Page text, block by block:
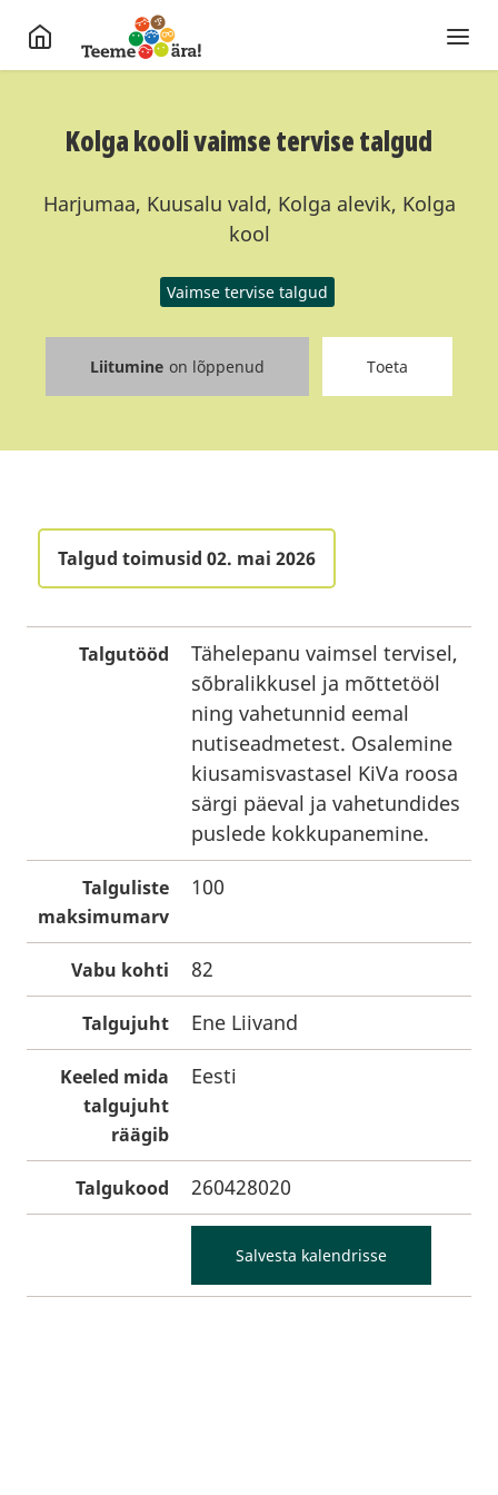
Kolga kooli vaimse tervise talgud
Harjumaa, Kuusalu vald, Kolga alevik, Kolga
kool
Vaimse tervise talgud
Liitumine on lõppenud Toeta
Talgud toimusid 02. mai 2026
Talgutööd
Tähelepanu vaimsel tervisel,
sõbralikkusel ja mõttetööl
ning vahetunnid eemal
nutiseadmetest. Osalemine
kiusamisvastasel KiVa roosa
särgi päeval ja vahetundides
puslede kokkupanemine.
Talguliste
maksimumarv
100
Vabu kohti 82
Talgujuht Ene Liivand
Keeled mida
talgujuht
räägib
Eesti
Talgukood 260428020
Salvesta kalendrisse